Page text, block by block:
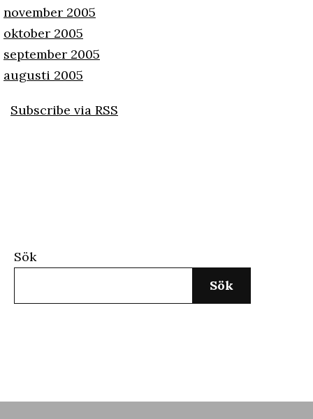
november 2005
oktober 2005
september 2005
augusti 2005
Subscribe via RSS
Sök
Sök